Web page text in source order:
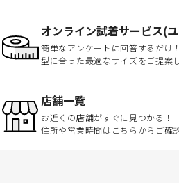
オンライン試着サービス(
簡単なアンケートに回答するだけ
型に合った最適なサイズをご提案し
店舗一覧
お近くの店舗がすぐに見つかる！
住所や営業時間はこちらからご確